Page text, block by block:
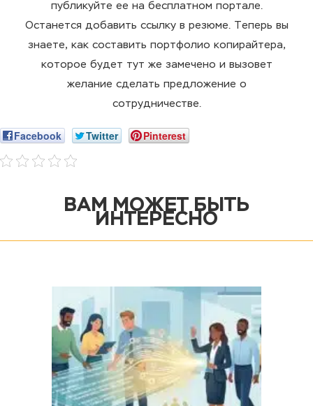
публикуйте ее на бесплатном портале.
Останется добавить ссылку в резюме. Теперь вы
знаете, как составить портфолио копирайтера,
которое будет тут же замечено и вызовет
желание сделать предложение о
сотрудничестве.
Facebook Twitter Pinterest
ВАМ МОЖЕТ БЫТЬ
ИНТЕРЕСНО